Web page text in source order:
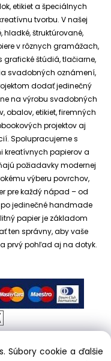
etikiet a špeciálnych
tvorbu. V našej
štruktúrované,
v rôznych gramážach,
štúdiá, tlačiarne,
svadobných oznámení,
dodať jedinečný
na výrobu svadobných
obalov, etikiet, firemných
projektov aj
Spolupracujeme s
kreatívnych papierov a
požiadavky modernej
výberu povrchov,
pre každý nápad – od
jedinečné handmade
papier je základom
ten správny, aby vaše
prvý pohľad aj na dotyk.
Súbory cookie a ďalšie